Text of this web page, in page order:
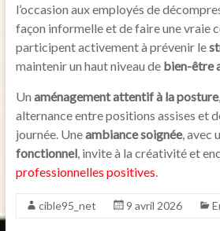
l’occasion aux employés de
façon informelle et de faire une vraie
participent activement à prévenir le
maintenir un haut niveau de bien-être
Un aménagement attentif à la posture
alternance entre positions assises et
journée. Uneambiance soignée, avec
fonctionnel, invite à la créativité et
professionnelles positives
cible95_net 9 avril 2026